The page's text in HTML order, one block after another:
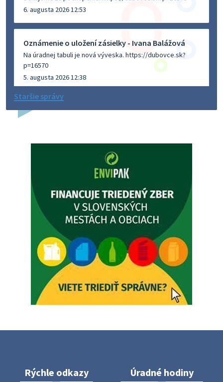
6. augusta 2026 12:53
Oznámenie o uložení zásielky - Ivana Balážová
Na úradnej tabuli je nová výveska. https://dubovce.sk?
p=16570
5. augusta 2026 12:38
Dovolenka - MUDr. Marián Sivoň
budeZATVORENÁ z dôvodu čerpania dovolenky. Akútne
prípady bude riešiť MUDr.Fisch…
Zajtrajší zvoz odpadu
Vážený občan, zajtra 5. 8. sa bude zvážať komunálny odpad.
4. augusta 2026 15:30
Dnešný zvoz odpadu
Vážený občan, dnes 5. 8. sa zváža komunálny odpad.
5. augusta 2026 05:00
Staršie správy
Rýchle odkazy Úradné hodiny